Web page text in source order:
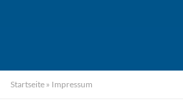
Startseite » Impressum